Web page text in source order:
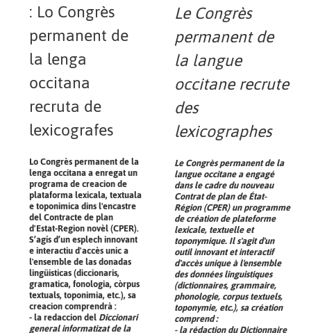
: Lo Congrès
permanent de
la lenga
occitana
recruta de
lexicografes
Lo Congrès permanent de la
lenga occitana a enregat un
programa de creacion de
plataforma lexicala, textuala
e toponimica dins l'encastre
del Contracte de plan
d'Estat-Region novèl (CPER).
S’agís d’un esplech innovant
e interactiu d'accès unic a
l'ensemble de las donadas
lingüisticas (diccionaris,
gramatica, fonologia, còrpus
textuals, toponimia, etc.), sa
creacion comprendrà :
- la redaccion del Diccionari
general informatizat de la
Le Congrès
permanent de
la langue
occitane recrute
des
lexicographes
Le Congrès permanent de la
langue occitane a engagé
dans le cadre du nouveau
Contrat de plan de État-
Région (CPER) un programme
de création de plateforme
lexicale, textuelle et
toponymique. Il s'agit d'un
outil innovant et interactif
d'accès unique à l'ensemble
des données linguistiques
(dictionnaires, grammaire,
phonologie, corpus textuels,
toponymie, etc.), sa création
comprend :
- la rédaction du Dictionnaire